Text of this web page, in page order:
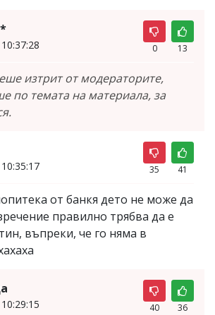
0 13
изтрит от модераторите,
по темата на материала, за
35 41
от банкя дето не може да
правилно трябва да е
въпреки, че го няма в
40 36